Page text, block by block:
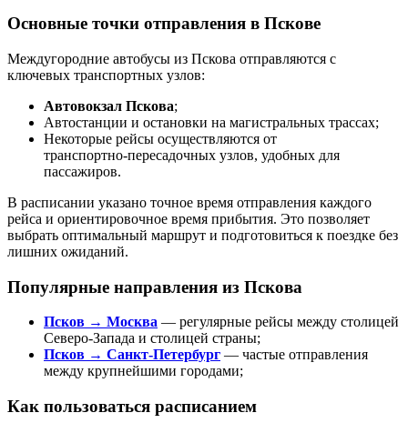
Основные точки отправления в Пскове
Междугородние автобусы из Пскова отправляются с
ключевых транспортных узлов:
Автовокзал Пскова;
Автостанции и остановки на магистральных трассах;
Некоторые рейсы осуществляются от
транспортно‑пересадочных узлов, удобных для
пассажиров.
В расписании указано точное время отправления каждого
рейса и ориентировочное время прибытия. Это позволяет
выбрать оптимальный маршрут и подготовиться к поездке без
лишних ожиданий.
Популярные направления из Пскова
Псков → Москва — регулярные рейсы между столицей
Северо‑Запада и столицей страны;
Псков → Санкт‑Петербург — частые отправления
между крупнейшими городами;
Как пользоваться расписанием